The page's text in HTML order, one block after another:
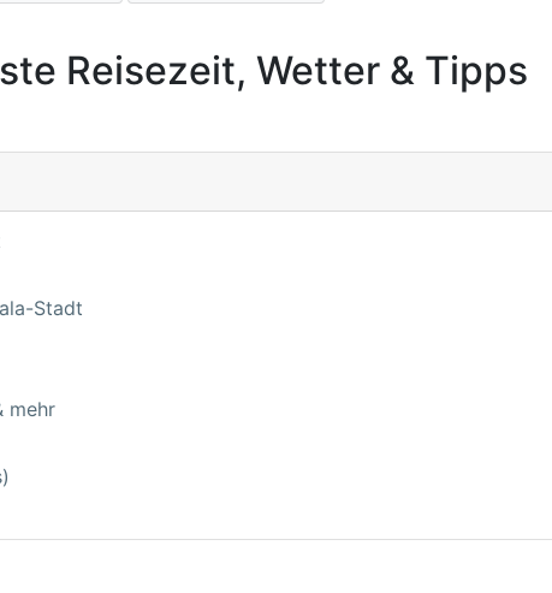
Reisezeit, Wetter & Tipps
Stadt
mehr